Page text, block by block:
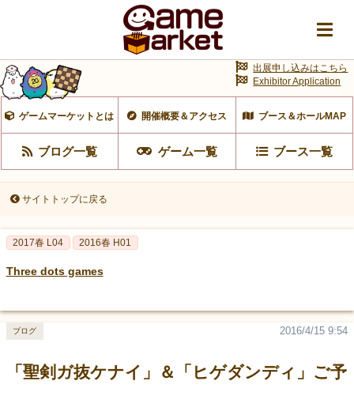
ゲームマーケットとは 開催概要＆アクセス ブース＆ホールMAP
ブログ一覧 ゲーム一覧 ブース一覧
出展申し込みはこちら
Exhibitor Application
サイトトップに戻る
2017春 L04 2016春 H01
Three dots games
「聖剣ガ抜ケナイ」＆「ヒゲダンディ」ご予
2016/4/15 9:54
ブログ